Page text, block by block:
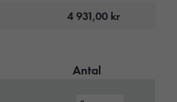
4 931,00 kr
Antal